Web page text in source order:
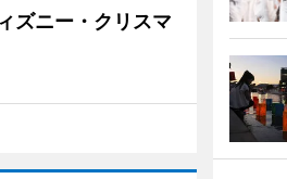
ズニー・クリスマ